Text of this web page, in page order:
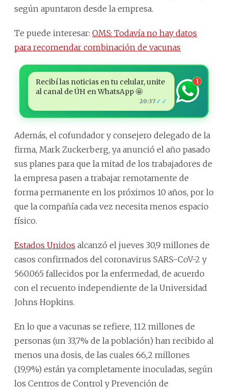
según apuntaron desde la empresa.
Te puede interesar: OMS: Todavía no hay datos
para recomendar combinación de vacunas
Recibí las noticias en tu celular, unite
al canal de ÚH en WhatsApp 🤩
20:37 ✓✓
1
Además, el cofundador y consejero delegado de la
firma, Mark Zuckerberg, ya anunció el año pasado
sus planes para que la mitad de los trabajadores de
la empresa pasen a trabajar remotamente de
forma permanente en los próximos 10 años, por lo
que la compañía cada vez necesita menos espacio
físico.
Estados Unidos alcanzó el jueves 30,9 millones de
casos confirmados del coronavirus SARS-CoV-2 y
560.065 fallecidos por la enfermedad, de acuerdo
con el recuento independiente de la Universidad
Johns Hopkins.
En lo que a vacunas se refiere, 112 millones de
personas (un 33,7% de la población) han recibido al
menos una dosis, de las cuales 66,2 millones
(19,9%) están ya completamente inoculadas, según
los Centros de Control y Prevención de